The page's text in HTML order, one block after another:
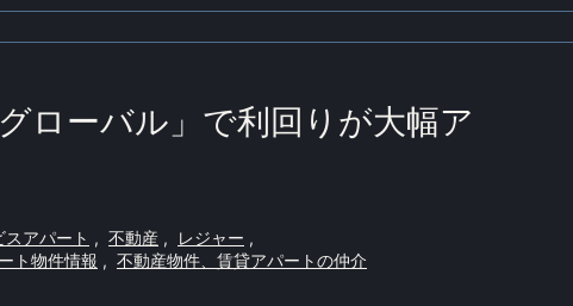
ローバル」で利回りが大幅ア
アパート , 不動産 , レジャー ,
ト物件情報 , 不動産物件、賃貸アパートの仲介